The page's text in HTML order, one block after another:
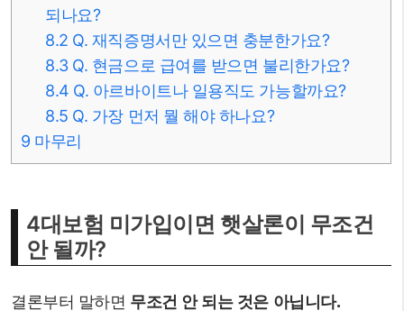
되나요?
8.2 Q. 재직증명서만 있으면 충분한가요?
8.3Q. 현금으로 급여를 받으면 불리한가요?
8.4 Q. 아르바이트나 일용직도 가능할까요?
8.5 Q. 가장 먼저 뭘 해야 하나요?
9 마무리
4대보험 미가입이면 햇살론이 무조건
안 될까?
결론부터 말하면 무조건 안 되는 것은 아닙니다.